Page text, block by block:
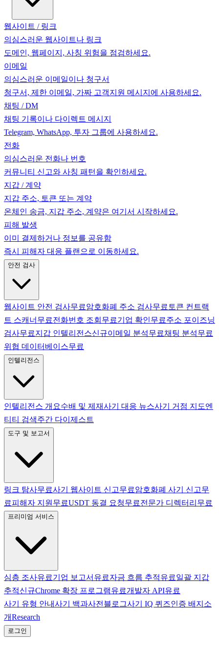
웹사이트 / 링크
의심스러운 웹사이트나 링크
도메인, 웹페이지, 사칭 위험을 점검하세요.
이메일
의심스러운 이메일이나 청구서
청구서, 제한 이메일, 가짜 고객지원 메시지에 사용하세요.
채팅 / DM
채팅 기록이나 다이렉트 메시지
Telegram, WhatsApp, 투자 그룹에 사용하세요.
전화
의심스러운 전화나 번호
커뮤니티 신고와 사칭 패턴을 확인하세요.
지갑 / 계약
지갑 주소, 토큰 또는 계약
온체인 송금, 지갑 주소, 계약은 여기서 시작하세요.
피해 발생
이미 결제하거나 정보를 공유함
즉시 피해자 대응 플랜으로 이동하세요.
안전 검사
웹사이트 안전 검사무료암호화폐 주소 검사무료 토큰 컨트랙
트 스캐너 무료전화번호 조회 무료기업 확인무료주소 포이즈닝
검사무료지갑 인텔리전스신규이메일 분석무료채팅 분석무료
위협 데이터베이스무료
인텔리전스
인텔리전스 개요수배 및 제재사기 대응 뉴스사기 거점 지도엔
티티 검색주간 다이제스트
도구 및 보고서
링크 탐사무료사기 웹사이트 신고무료암호화폐 사기 신고무
료피해자 지원 무료USDT 동결 요청무료전문가 디렉터리 무료
프리미엄 서비스
심층 조사유료기업 보고서 유료자금 흐름 추적유료일괄 지갑
추적신규Chrome 확장 프로그램유료개발자 API유료
사기 유형 안내사기 백과사전 블로그사기 IQ 퀴즈인증 배지 소
개Research
로그인